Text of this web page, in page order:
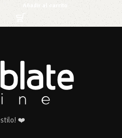
Añadir al carrito
❤️